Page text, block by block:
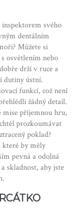
svého
dentálním
Můžete si
osvětlením nebo
drží v ruce a
dutiny ústní.
funkcí, což není
žádný detail.
mise příjemnou hru,
prozkoumávat
poklad?
které by měly
pevná a odolná
skladnost, aby jste